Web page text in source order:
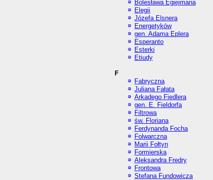
Bolesława Egiejmana
Elegii
Józefa Elsnera
Energetyków
gen. Adama Eplera
Esperanto
Esterki
Etiudy
F
Fabryczna
Juliana Fałata
Arkadego Fiedlera
gen. E. Fieldorfa
Filtrowa
św. Floriana
Ferdynanda Focha
Folwarczna
Marii Fołtyn
Formierska
Aleksandra Fredry
Frontowa
Stefana Fundowicza